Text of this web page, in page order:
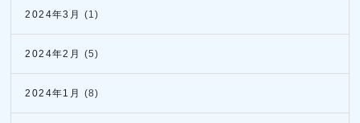
2024年3月 (1)
2024年2月 (5)
2024年1月 (8)